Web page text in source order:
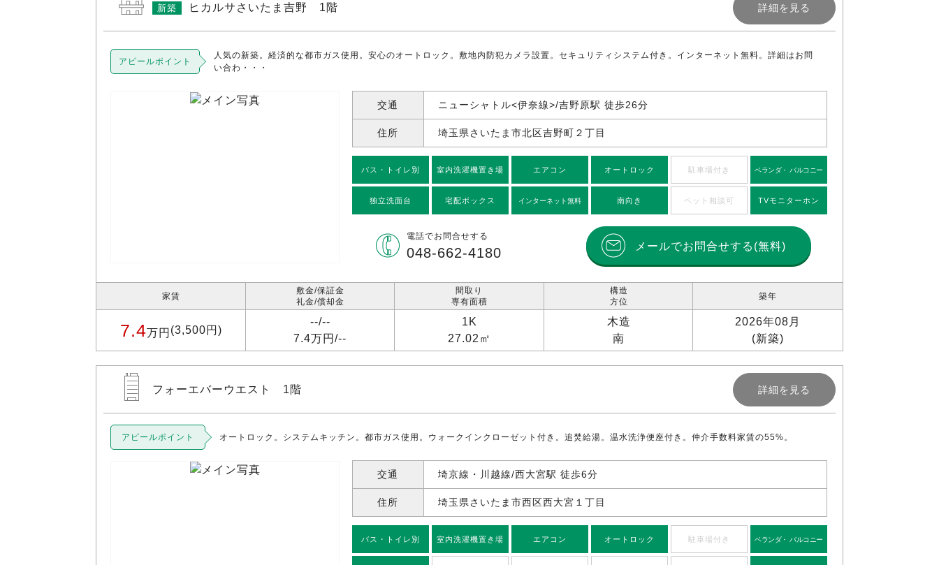
新築 ヒカルサさいたま吉野 1階 詳細を見る
アピールポイント
人気の新築。経済的な都市ガス使用。安心のオートロック。敷地内防犯カメラ設置。セキュリティシステム付き。インターネット無料。詳細はお問
い合わ・・・
交通 ニューシャトル<伊奈線>/吉野原駅 徒歩26分
住所 埼玉県さいたま市北区吉野町 ２丁目
バス・トイレ別 室内洗濯機置き場 エアコン オートロック 駐車場付き ベランダ・ バルコニー
独立洗面台 宅配ボックス インターネット無料 南向き ペット相談可 TVモニターホン
電話でお問合せする
048-662-4180 メールでお問合せする(無料)
家賃
7.4万円 (3,500円)
敷金/保証金
礼金/償却金
--/--
7.4万円/--
間取り
専有面積
1K
27.02㎡
構造
方位
木造
南
築年
2026年08月
(新築)
フォーエバーウエスト 1階 詳細を見る
アピールポイント オートロック。システムキッチン。都市ガス使用。ウォークインクローゼット付き。追焚給湯。温水洗浄便座付き。仲介手数料家賃の55%。
交通 埼京線・川越線/西大宮駅 徒歩6分
住所 埼玉県さいたま市西区西大宮 １丁目
バス・トイレ別 室内洗濯機置き場 エアコン オートロック 駐車場付き ベランダ・ バルコニー